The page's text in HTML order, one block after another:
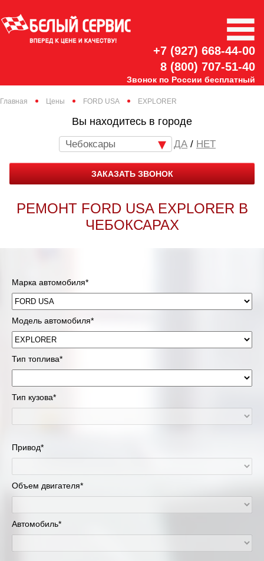
+7 (927) 668-44-00
8 (800) 707-51-40
Звонок по России бесплатный
Главная Цены FORD USA EXPLORER
Вы находитесь в городе
Чебоксары / НЕТ
ЗАКАЗАТЬ ЗВОНОК
РЕМОНТ FORD USA EXPLORER В
ЧЕБОКСАРАХ
Марка автомобиля*
Модель автомобиля*
Тип топлива*
Тип кузова*
Привод*
Объем двигателя*
Автомобиль*